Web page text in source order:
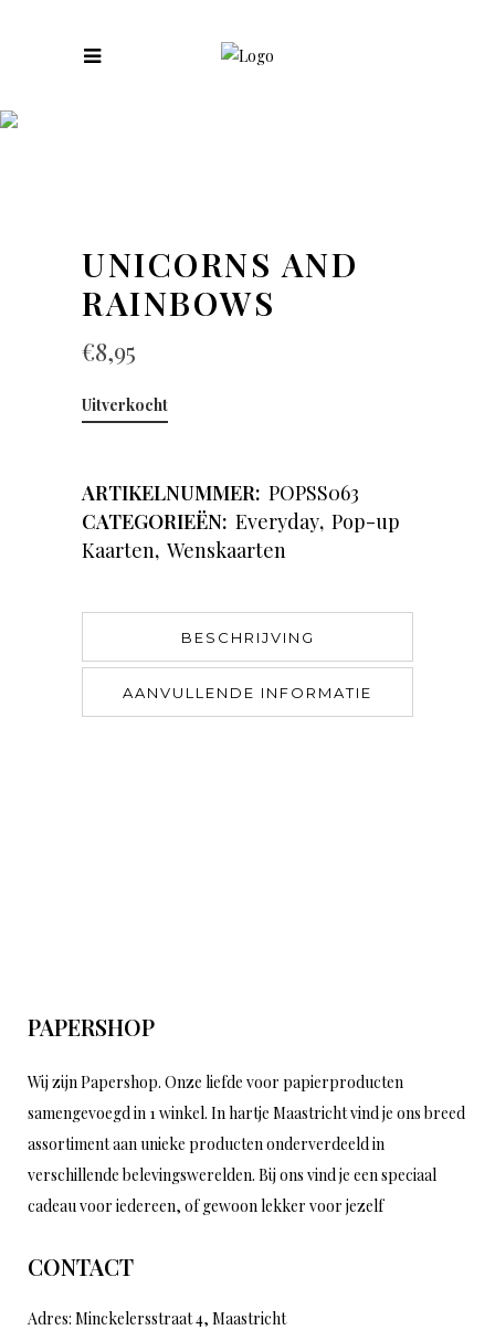
UNICORNS AND
RAINBOWS
€8,95
Uitverkocht
ARTIKELNUMMER: POPSS063
CATEGORIEËN: Everyday, Pop-up
Kaarten, Wenskaarten
BESCHRIJVING
AANVULLENDE INFORMATIE
PAPERSHOP
Wij zijn Papershop. Onze liefde voor papierproducten
samengevoegd in 1 winkel. In hartje Maastricht vind je ons breed
assortiment aan unieke producten onderverdeeld in
verschillende belevingswerelden. Bij ons vind je een speciaal
cadeau voor iedereen, of gewoon lekker voor jezelf
CONTACT
Adres: Minckelersstraat 4, Maastricht